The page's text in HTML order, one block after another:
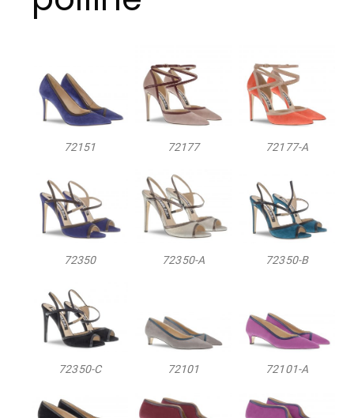
72151 72177 72177-A
72350 72350-A 72350-B
72350-C 72101 72101-A